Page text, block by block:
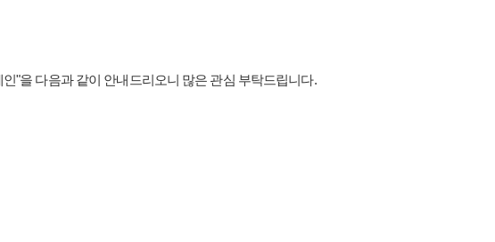
"을 다음과 같이 안내드리오니 많은 관심 부탁드립니다.